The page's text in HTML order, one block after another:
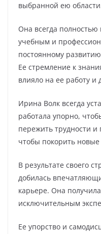
выбранной ею
Она всегда
учебным и
постоянному
Ее стремление к
влияло на ее работу и
Ирина Волк всегда
работала упорно,
пережить трудности и
чтобы покорить
В результате своего
добилась
карьере. Она
исключительным
Ее упорство и